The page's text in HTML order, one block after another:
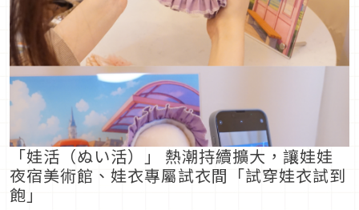
「娃活（ぬい活）」 熱潮持續擴大，讓娃娃
夜宿美術館、娃衣專屬試衣間「試穿娃衣試到
飽」